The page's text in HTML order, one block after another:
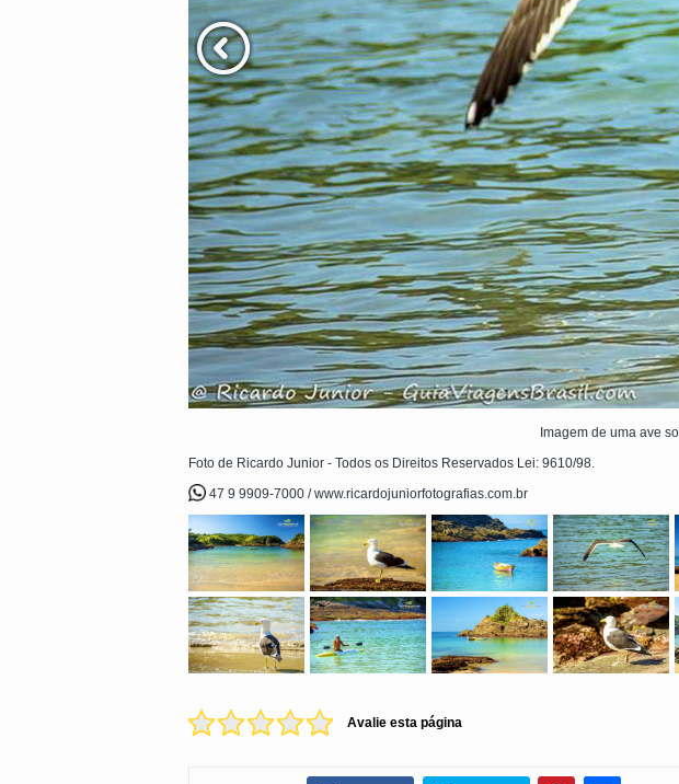
Imagem de uma ave
Foto de Ricardo Junior - Todos os Direitos Reservados Lei: 9610/98.
47 9 9909-7000 / www.ricardojuniorfotografias.com.br
Avalie esta página